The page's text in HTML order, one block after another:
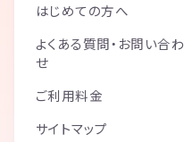
はじめての方へ
よくある質問・お問い合わ
せ
ご利用料金
サイトマップ